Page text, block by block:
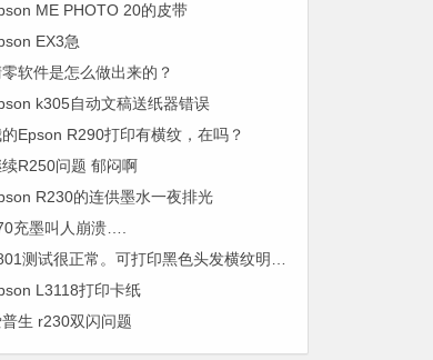
ME PHOTO 20的皮带
EX3急
软件是怎么做出来的？
k305自动文稿送纸器错误
Epson R290打印有横纹，在吗？
R250问题 郁闷啊
R230的连供墨水一夜排光
充墨叫人崩溃….
测试很正常。可打印黑色头发横纹明显。。
L3118打印卡纸
生 r230双闪问题